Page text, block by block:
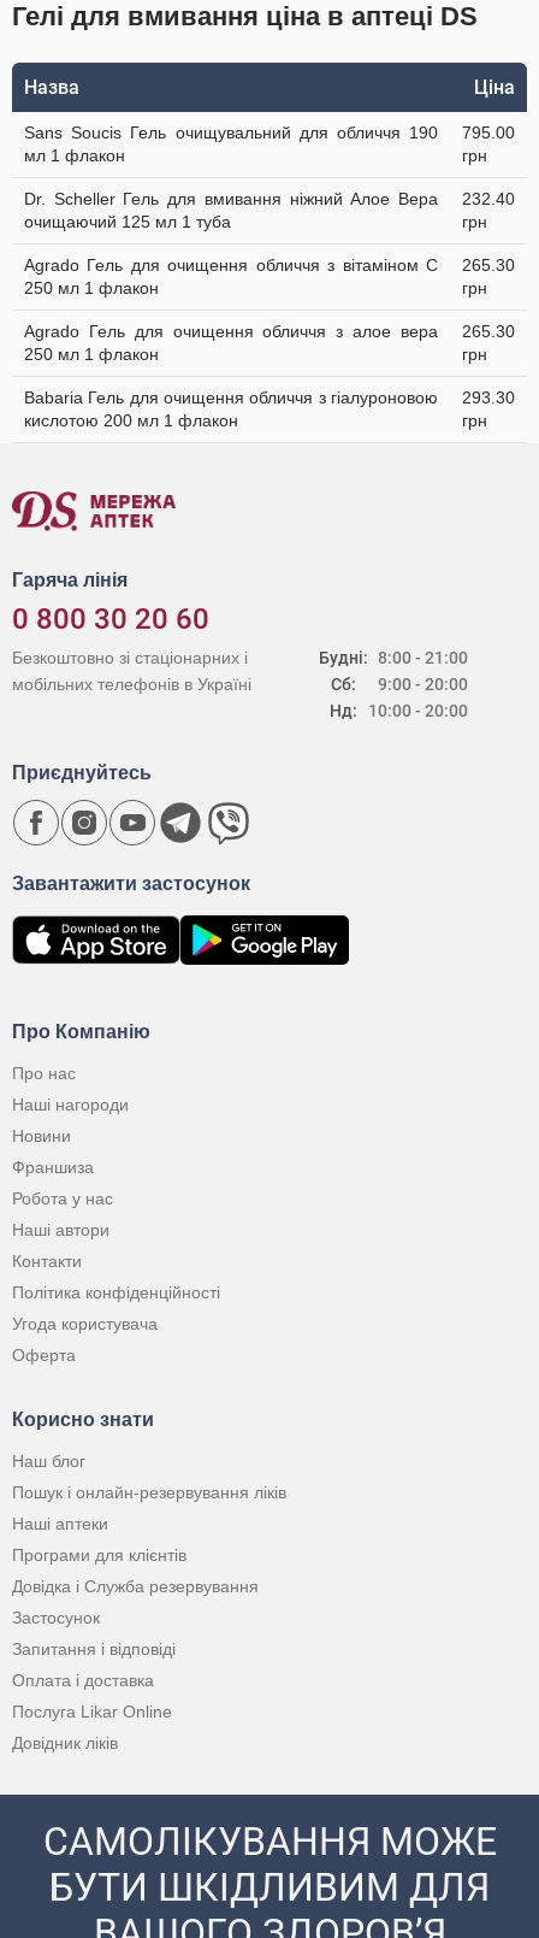
Гелі для вмивання ціна в аптеці DS
Назва Ціна
Sans Soucis Гель очищувальний для обличчя 190
мл 1 флакон
795.00
грн
Dr. Scheller Гель для вмивання ніжний Алое Вера
очищаючий 125 мл 1 туба
232.40
грн
Agrado Гель для очищення обличчя з вітаміном С
250 мл 1 флакон
265.30
грн
Agrado Гель для очищення обличчя з алое вера
250 мл 1 флакон
265.30
грн
Babaria Гель для очищення обличчя з гіалуроновою
кислотою 200 мл 1 флакон
293.30
грн
Гаряча лінія
0 800 30 20 60
Будні:
Сб:
Нд:
8:00 - 21:00
9:00 - 20:00
10:00 - 20:00
Безкоштовно зі стаціонарних і
мобільних телефонів в Україні
Про Компанію
Про нас
Наші нагороди
Новини
Франшиза
Робота у нас
Наші автори
Контакти
Політика конфіденційності
Угода користувача
Оферта
Корисно знати
Наш блог
Пошук і онлайн-резервування ліків
Наші аптеки
Програми для клієнтів
Довідка і Служба резервування
Застосунок
Запитання і відповіді
Оплата і доставка
Послуга Likar Online
Довідник ліків
Завантажити застосунок
Приєднуйтесь
САМОЛІКУВАННЯ МОЖЕ
БУТИ ШКІДЛИВИМ ДЛЯ